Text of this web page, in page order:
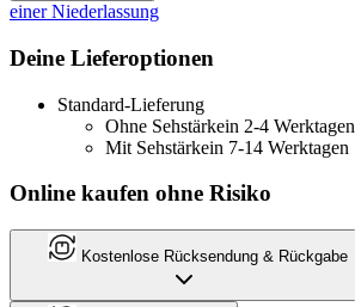
einer Niederlassung
Deine Lieferoptionen
Standard-Lieferung
Ohne Sehstärkein 2-4 Werktagen
Mit Sehstärkein 7-14 Werktagen
Online kaufen ohne Risiko
Kostenlose Rücksendung & Rückgabe